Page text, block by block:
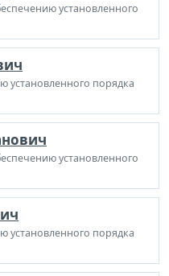
установленного
установленного порядка
установленного
установленного порядка